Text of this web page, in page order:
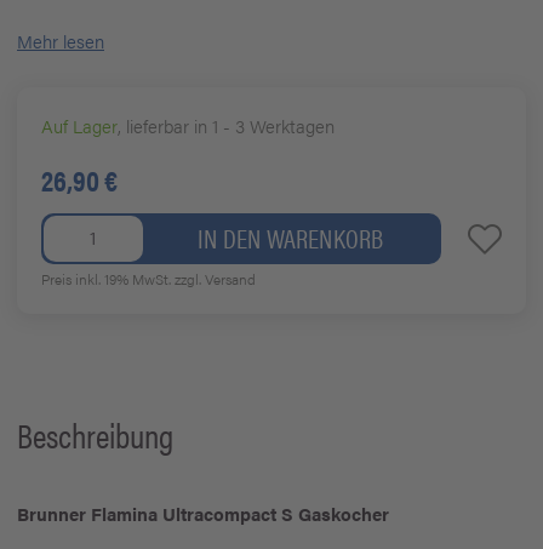
Mehr lesen
Auf Lager, lieferbar in 1 - 3 Werktagen
26,90 €
IN DEN WARENKORB
Preis inkl. 19% MwSt.zzgl. Versand
Beschreibung
Brunner Flamina Ultracompact S Gaskocher